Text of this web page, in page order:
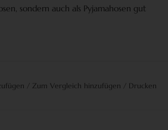
sondern auch als Pyjamahosen gut
Zum Vergleich hinzufügen Drucken